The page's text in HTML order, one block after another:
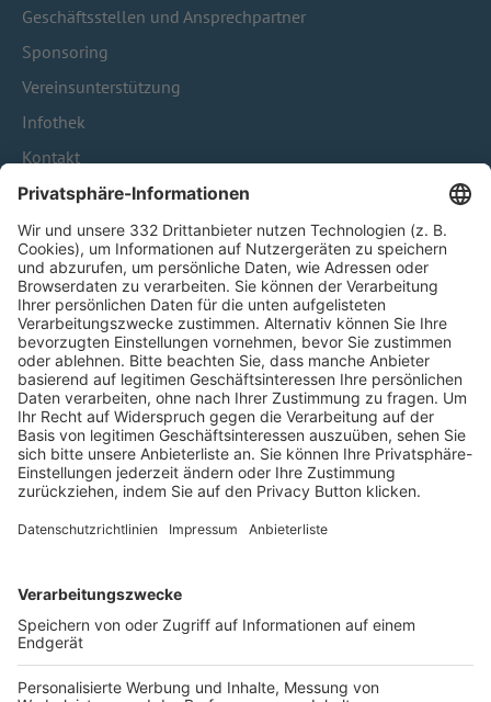
Geschäftsstellen und Ansprechpartner
Sponsoring
Vereinsunterstützung
Infothek
Kontakt
HÄUFIG BESUCHTE SEITEN
Pässe und Vereinswechsel
Trainerausbildung
Schulungsangebot Vereinsmitarbeiter
BFV-Geschäftsstellen
Trainerbörse
Login SpielPlus
FOLGE DEM BFV
TOP-VEREINE